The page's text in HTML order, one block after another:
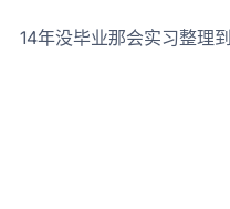
14年没毕业那会实习整理